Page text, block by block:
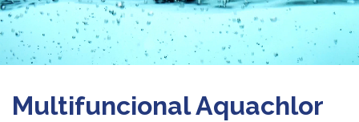
Multifuncional Aquachlor